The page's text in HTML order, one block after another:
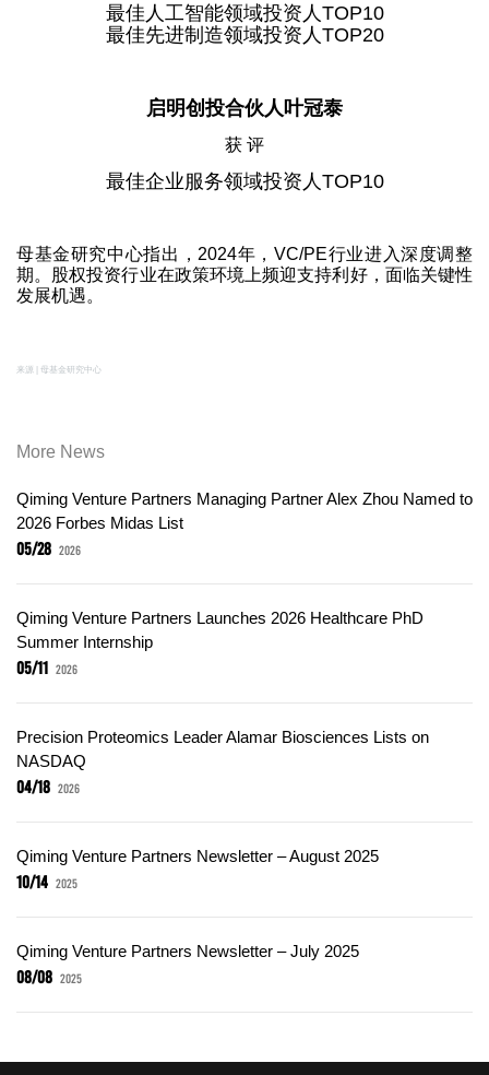
最佳人工智能领域投资人TOP10
最佳先进制造领域投资人TOP20
启明创投合伙人叶冠泰
获 评
最佳企业服务领域投资人TOP10
母基金研究中心指出，2024年，VC/PE行业进入深度调整
期。股权投资行业在政策环境上频迎支持利好，面临关键性
发展机遇。
来源 | 母基金研究中心
More News
Qiming Venture Partners Managing Partner Alex Zhou Named to
2026 Forbes Midas List
05/28 2026
Qiming Venture Partners Launches 2026 Healthcare PhD
Summer Internship
05/11 2026
Precision Proteomics Leader Alamar Biosciences Lists on
NASDAQ
04/18 2026
Qiming Venture Partners Newsletter – August 2025
10/14 2025
Qiming Venture Partners Newsletter – July 2025
08/08 2025